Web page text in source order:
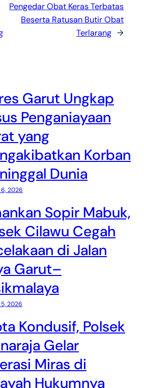
Pengedar Obat Keras Terbatas
Beserta Ratusan Butir Obat
Terlarang →
Garut Ungkap
Penganiayaan
yang
Korban
Dunia
2026
Sopir Mabuk,
Cilawu Cegah
di Jalan
Garut–
2026
Kondusif, Polsek
Gelar
Miras di
Hukumnya